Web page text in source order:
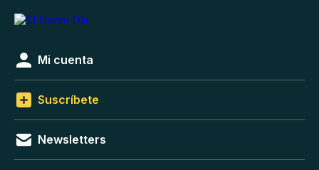
Mi cuenta
Suscríbete
Newsletters